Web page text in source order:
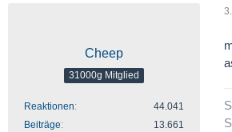
Cheep
31000g Mitglied
Reaktionen
44.041
Beiträge
13.661